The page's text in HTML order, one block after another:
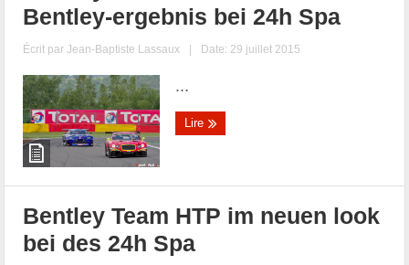
Bentley-ergebnis bei 24h Spa
Écrit parJean-Baptiste Lassaux | Date: 29 juillet 2015
...
Lire
Bentley Team HTP im neuen look
bei des 24h Spa